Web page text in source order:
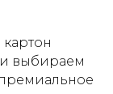
выбираем